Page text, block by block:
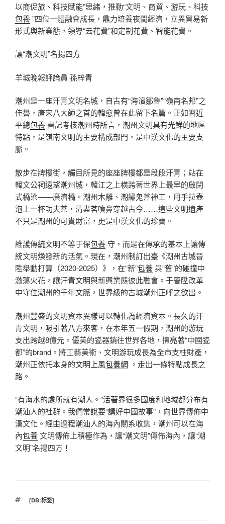
以商促旅、科技賦能”思緒，推動“文明、商貿、游玩、科技
包養”四位一體融會成長，鼎力培養夜間經濟，立異貿易新
形式與新業態，領導“云花費”和定制花費、智能花費。
讓“潮文明”名揚四方
羊城晚報評論員 孫梓青
潮州是一座汗青文明名城，自古有“海濱鄒魯”“嶺南名邦”之
佳譽，唐宋八大師之首的韓愈曾在此留下名篇。正如習近
平總包養書記考核潮州時所言，潮州文明具有光鮮的地區
特點，是嶺南文明的主要構成部門，是中漢文化的主要支
脈。
散步在牌樓街，觸目所見的座座牌樓都是段段汗青；站在
韓文公祠遠望潮州城，韓江之上橫跨著世界上最早的啟閉
式橋梁——廣濟橋。潮州木雕、潮繡鬼斧神工，用手拉壺
泡上一杯功夫茶，清盡茗噴鼻穿越古今……這些文明遺產
不只是潮州的可貴財富，更是中漢文化的珍寶。
維護傳統文明不等于保包養守，而是在傳承的基本上讓傳
統文明煥發新的活氣。現在，潮州制訂出臺《潮州古城晉
陞舉動打算（2020-2025）》，在“新”包養與“舊”的碰撞中
激蕩火花，讓汗青文明與新興業態彼此融會。于晉陞改革
中守住潮州的千年文脈，世界級的古城潮州正呼之欲出。
潮州豐盛的文明資本異樣可以轉化為經濟資本。長久的汗
青文明，吸引著八方來客，在本年五一假期，潮州的游玩
支出跨越8億元。優美的瓷器銷往世界各地，擦亮著“中國瓷
都”的brand。將工藝美術、文明游玩成長為全市支柱財產，
潮州正依托本身的文明上風包養網 ，走出一條特點成長之
路。
“有海水的處所就有潮人。”活著界很多國度和地域都分布有
潮汕人的社群。我們常說要“講好中國故事”，向世界傳佈中
漢文化。經由過程潮汕人的海內關系收集，潮州可以在海
內包養文明傳佈上積極作為，讓“潮文明”傳佈海內，讓“潮
文明”名揚四方！
標
[DB:标签]